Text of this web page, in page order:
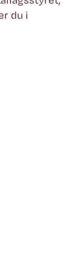
du i